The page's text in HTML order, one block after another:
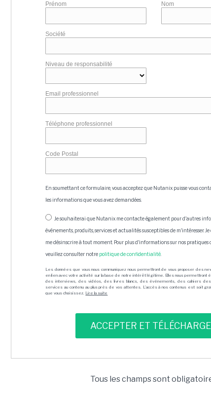
Prénom Nom
Société
Niveau de responsabilité
Email professionnel
Téléphone professionnel
Code Postal
En soumettant ce formulaire, vous acceptez que Nutanix puisse vous
les informations que vous avez demandées.
Je souhaiterai que Nutanix me contacte également pour d'autres
événements, produits, services et actualités susceptibles de m'intéresser.
me désinscrire à tout moment. Pour plus d'informations sur nos pratiques
veuillez consulter notre politique de confidentialité
Les données que vous nous communiquez nous permettront de vous proposer des
en lien avec votre activité sur la base de notre intérêt légitime. Elles nous permettront
des interviews, des vidéos, des livres blancs, des événements, des cahiers
services au contenu au plus près de vos attentes. L'accès à nos contenus est soit
que vous choisissez. Lire la suite
Tous les champs sont